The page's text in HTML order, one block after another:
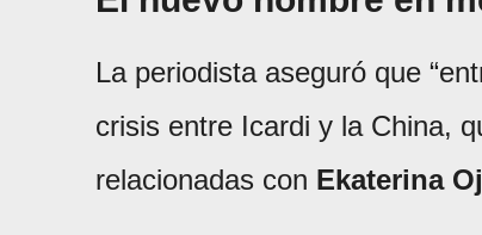
La periodista aseguró que
crisis entre Icardi y la China,
relacionadas con Ekaterina